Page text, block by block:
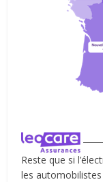
Reste que si
les